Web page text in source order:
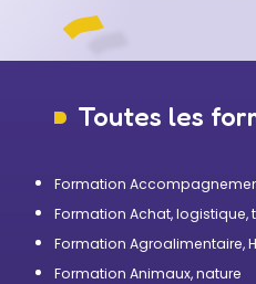
Toutes les
Formation
Formation Achat, logistique,
Formation Agroalimentaire,
Formation Animaux, nature